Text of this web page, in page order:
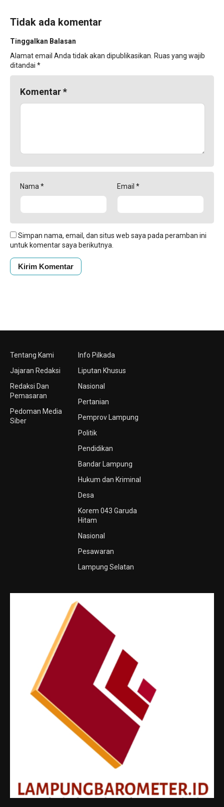
Tidak ada komentar
Tinggalkan Balasan
Alamat email Anda tidak akan dipublikasikan. Ruas yang wajib
ditandai *
Komentar*
Nama * Email *
Simpan nama, email, dan situs web saya pada peramban ini
untuk komentar saya berikutnya.
Tentang Kami
Jajaran Redaksi
Redaksi Dan
Pemasaran
Pedoman Media
Siber
Info Pilkada
Liputan Khusus
Nasional
Pertanian
Pemprov Lampung
Politik
Pendidikan
Bandar Lampung
Hukum dan Kriminal
Desa
Korem 043 Garuda
Hitam
Nasional
Pesawaran
Lampung Selatan